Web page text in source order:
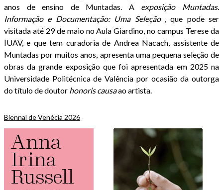
anos de ensino de Muntadas. A exposição Muntadas.
Informação e Documentação: Uma Seleção, que pode ser
visitada até 29 de maio no Aula Giardino, no campus Terese da
IUAV, e que tem curadoria de Andrea Nacach, assistente de
Muntadas por muitos anos, apresenta uma pequena seleção de
obras da grande exposição que foi apresentada em 2025 na
Universidade Politécnica de Valência por ocasião da outorga
do título de doutor honoris causaao artista.
Biennal de Venècia 2026